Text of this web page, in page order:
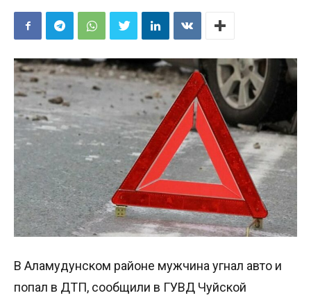
В Аламудунском районе мужчина угнал авто и
попал в ДТП, сообщили в ГУВД Чуйской